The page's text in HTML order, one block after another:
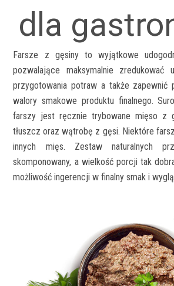
dla
Farsze z gęsiny to wyjątkowe
pozwalające maksymalnie zredukować
przygotowania potraw a także zapewnić
walory smakowe produktu finalnego.
farszy jest ręcznie trybowane mięso z
tłuszcz oraz wątrobę z gęsi. Niektóre
innych mięs. Zestaw naturalnych
skomponowany, a wielkość porcji tak
możliwość ingerencji w finalny smak i